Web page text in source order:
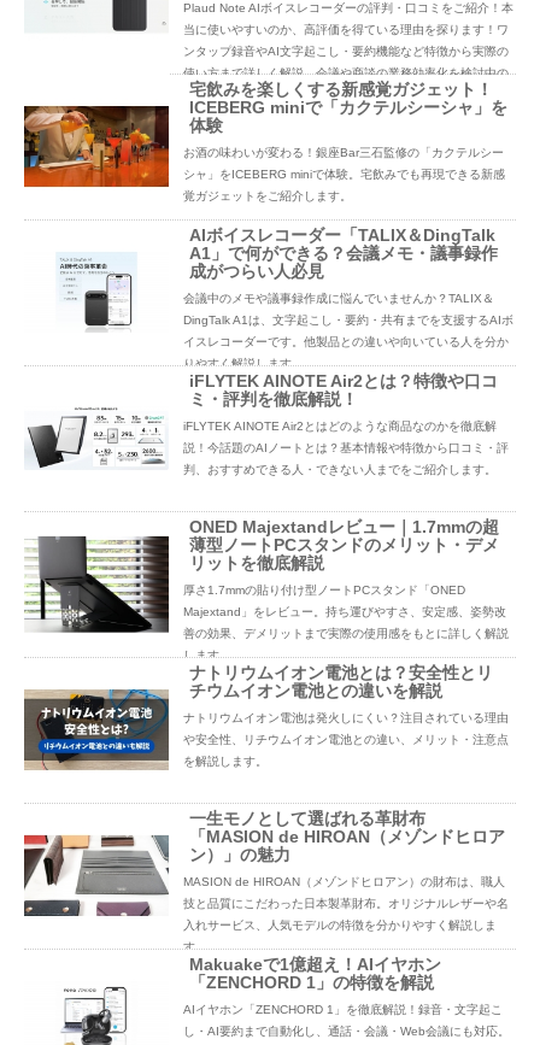
Plaud Note AIボイスレコーダーの評判・口コミをご紹介！本
当に使いやすいのか、高評価を得ている理由を探ります！ワ
ンタップ録音やAI文字起こし・要約機能など特徴から実際の
使い方まで詳しく解説。会議や商談の業務効率化を検討中の
方必見です。
宅飲みを楽しくする新感覚ガジェット！
ICEBERG miniで「カクテルシーシャ」を
体験
お酒の味わいが変わる！銀座Bar三石監修の「カクテルシー
シャ」をICEBERG miniで体験。宅飲みでも再現できる新感
覚ガジェットをご紹介します。
AIボイスレコーダー「TALIX＆DingTalk
A1」で何ができる？会議メモ・議事録作
成がつらい人必見
会議中のメモや議事録作成に悩んでいませんか？TALIX＆
DingTalk A1は、文字起こし・要約・共有までを支援するAIボ
イスレコーダーです。他製品との違いや向いている人を分か
りやすく解説します。
iFLYTEK AINOTE Air2とは？特徴や口コ
ミ・評判を徹底解説！
iFLYTEK AINOTE Air2とはどのような商品なのかを徹底解
説！今話題のAIノートとは？基本情報や特徴から口コミ・評
判、おすすめできる人・できない人までをご紹介します。
ONED Majextandレビュー｜1.7mmの超
薄型ノートPCスタンドのメリット・デメ
リットを徹底解説
厚さ1.7mmの貼り付け型ノートPCスタンド「ONED
Majextand」をレビュー。持ち運びやすさ、安定感、姿勢改
善の効果、デメリットまで実際の使用感をもとに詳しく解説
します。
ナトリウムイオン電池とは？安全性とリ
チウムイオン電池との違いを解説
ナトリウムイオン電池は発火しにくい？注目されている理由
や安全性、リチウムイオン電池との違い、メリット・注意点
を解説します。
一生モノとして選ばれる革財布
「MASION de HIROAN（メゾンドヒロア
ン）」の魅力
MASION de HIROAN（メゾンドヒロアン）の財布は、職人
技と品質にこだわった日本製革財布。オリジナルレザーや名
入れサービス、人気モデルの特徴を分かりやすく解説しま
す。
Makuakeで1億超え！AIイヤホン
「ZENCHORD 1」の特徴を解説
AIイヤホン「ZENCHORD 1」を徹底解説！録音・文字起こ
し・AI要約まで自動化し、通話・会議・Web会議にも対応。